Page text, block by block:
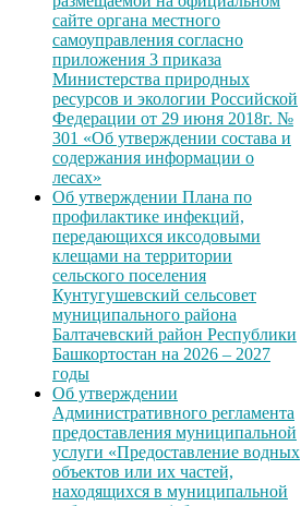
сайте органа местного
самоуправления согласно
приложения 3 приказа
Министерства природных
ресурсов и экологии Российской
Федерации от 29 июня 2018г. №
301 «Об утверждении состава и
содержания информации о
лесах»
Об утверждении Плана по
профилактике инфекций,
передающихся иксодовыми
клещами на территории
сельского поселения
Кунтугушевский сельсовет
муниципального района
Балтачевский район Республики
Башкортостан на 2026 – 2027
годы
Об утверждении
Административного регламента
предоставления муниципальной
услуги «Предоставление водных
объектов или их частей,
находящихся в муниципальной